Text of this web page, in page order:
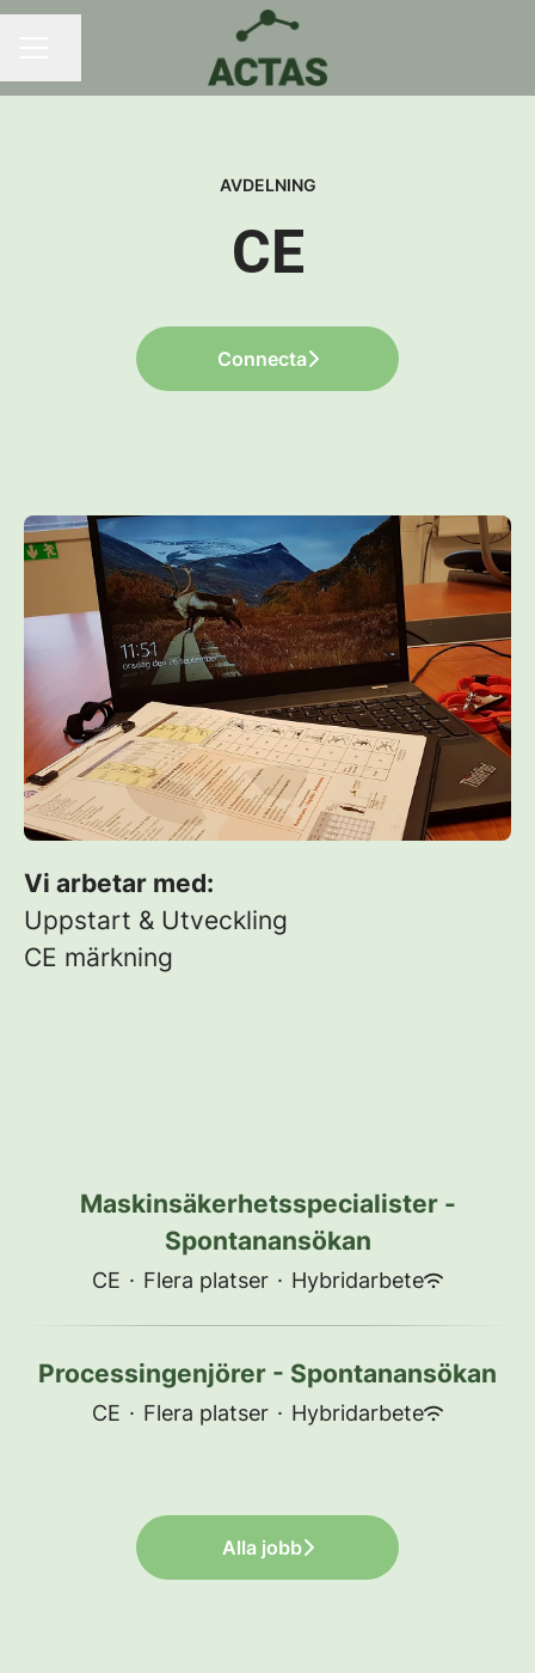
AVDELNING
CE
Connecta
Vi arbetar med:
Uppstart & Utveckling
CE märkning
Maskinsäkerhetsspecialister -
Spontanansökan
CE · Flera platser · Hybridarbete
Processingenjörer - Spontanansökan
CE · Flera platser · Hybridarbete
Alla jobb